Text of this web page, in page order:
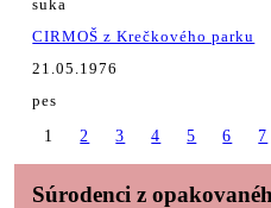
suka
CIRMOŠ z Krečkového parku
21.05.1976
pes
1
2 3 4 5 6 7
Súrodenci z